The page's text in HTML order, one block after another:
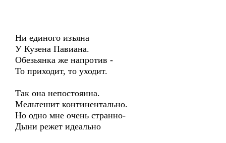
Ни единого изъяна
У Кузена Павиана.
Обезьянка же напротив -
То приходит, то уходит.
Так она непостоянна.
Мельтешит континентально.
Но одно мне очень странно-
Дыни режет идеально